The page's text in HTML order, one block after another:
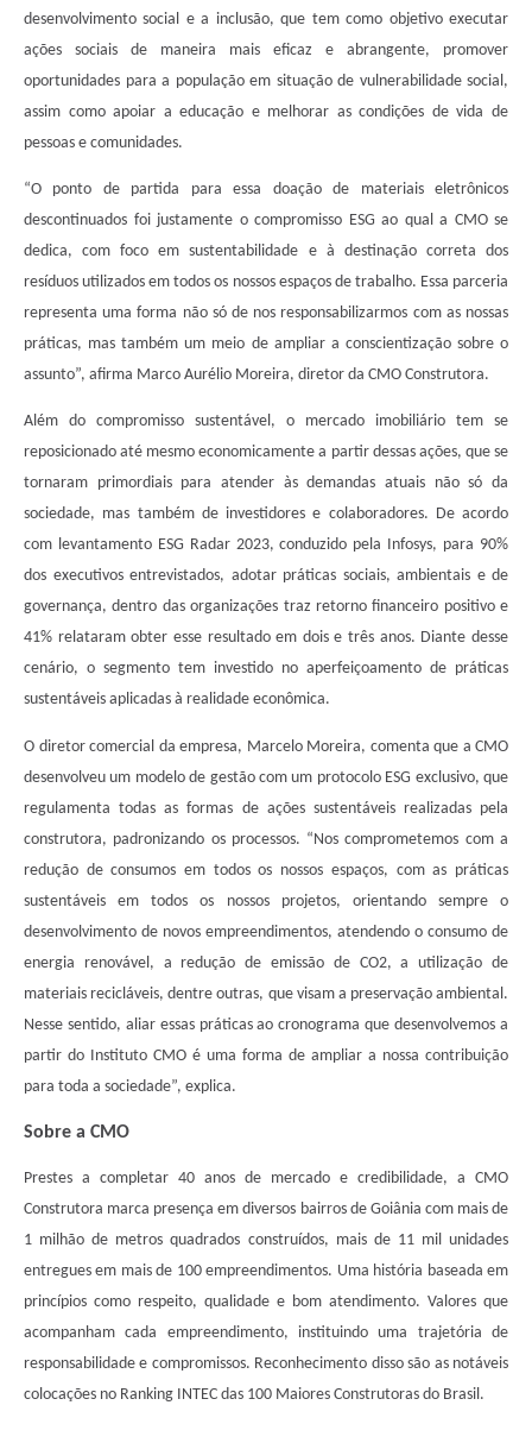
desenvolvimento social e a inclusão, que tem como objetivo executar
ações sociais de maneira mais eficaz e abrangente, promover
oportunidades para a população em situação de vulnerabilidade social,
assim como apoiar a educação e melhorar as condições de vida de
pessoas e comunidades.
“O ponto de partida para essa doação de materiais eletrônicos
descontinuados foi justamente o compromisso ESG ao qual a CMO se
dedica, com foco em sustentabilidade e à destinação correta dos
resíduos utilizados em todos os nossos espaços de trabalho. Essa parceria
representa uma forma não só de nos responsabilizarmos com as nossas
práticas, mas também um meio de ampliar a conscientização sobre o
assunto”, afirma Marco Aurélio Moreira, diretor da CMO Construtora.
Além do compromisso sustentável, o mercado imobiliário tem se
reposicionado até mesmo economicamente a partir dessas ações, que se
tornaram primordiais para atender às demandas atuais não só da
sociedade, mas também de investidores e colaboradores. De acordo
com levantamento ESG Radar 2023, conduzido pela Infosys, para 90%
dos executivos entrevistados, adotar práticas sociais, ambientais e de
governança, dentro das organizações traz retorno financeiro positivo e
41% relataram obter esse resultado em dois e três anos. Diante desse
cenário, o segmento tem investido no aperfeiçoamento de práticas
sustentáveis aplicadas à realidade econômica.
O diretor comercial da empresa, Marcelo Moreira, comenta que a CMO
desenvolveu um modelo de gestão com um protocolo ESG exclusivo, que
regulamenta todas as formas de ações sustentáveis realizadas pela
construtora, padronizando os processos. “Nos comprometemos com a
redução de consumos em todos os nossos espaços, com as práticas
sustentáveis em todos os nossos projetos, orientando sempre o
desenvolvimento de novos empreendimentos, atendendo o consumo de
energia renovável, a redução de emissão de CO2, a utilização de
materiais recicláveis, dentre outras, que visam a preservação ambiental.
Nesse sentido, aliar essas práticas ao cronograma que desenvolvemos a
partir do Instituto CMO é uma forma de ampliar a nossa contribuição
para toda a sociedade”, explica.
Sobre a CMO
Prestes a completar 40 anos de mercado e credibilidade, a CMO
Construtora marca presença em diversos bairros de Goiânia com mais de
1 milhão de metros quadrados construídos, mais de 11 mil unidades
entregues em mais de 100 empreendimentos. Uma história baseada em
princípios como respeito, qualidade e bom atendimento. Valores que
acompanham cada empreendimento, instituindo uma trajetória de
responsabilidade e compromissos. Reconhecimento disso são as notáveis
colocações no Ranking INTEC das 100 Maiores Construtoras do Brasil.